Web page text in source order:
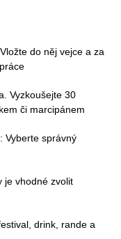
do něj vejce a za
Vyzkoušejte 30
či marcipánem
Vyberte správný
je vhodné zvolit
drink, rande a